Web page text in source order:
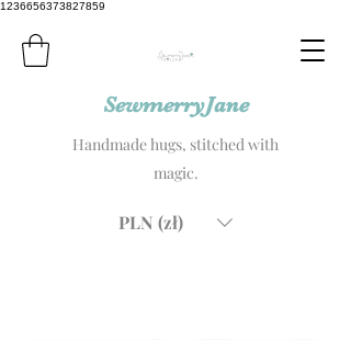
1236656373827859
SewmerryJane
Handmade hugs, stitched with
magic.
PLN (zł)